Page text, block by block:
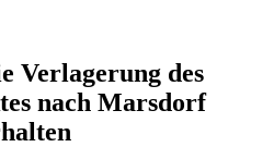
Verlagerung des
nach Marsdorf